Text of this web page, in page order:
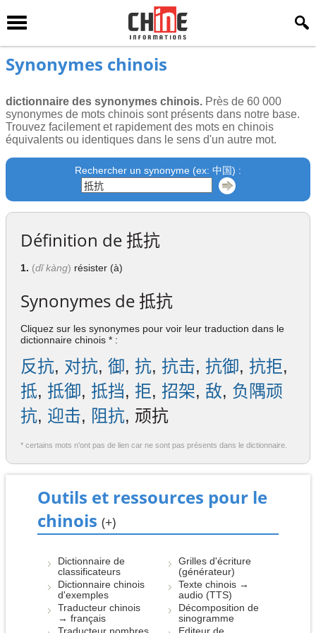
Synonymes chinois
dictionnaire des synonymes chinois. Près de 60 000
synonymes de mots chinois sont présents dans notre base.
Trouvez facilement et rapidement des mots en chinois
équivalents ou identiques dans le sens d'un autre mot.
Rechercher un synonyme (ex: 中国) :
Définition de 抵抗
1. (dǐ kàng) résister (à)
Synonymes de 抵抗
Cliquez sur les synonymes pour voir leur traduction dans le
dictionnaire chinois * :
反抗, 对抗, 御, 抗, 抗击, 抗御, 抗拒,
抵, 抵御, 抵挡, 拒, 招架, 敌, 负隅顽
抗, 迎击, 阻抗, 顽抗
* certains mots n'ont pas de lien car ne sont pas présents dans le dictionnaire.
Outils et ressources pour le
chinois (+)
Dictionnaire de
classificateurs
Dictionnaire chinois
d'exemples
Traducteur chinois
→ français
Grilles d'écriture
(générateur)
Texte chinois →
audio (TTS)
Décomposition de
sinogramme